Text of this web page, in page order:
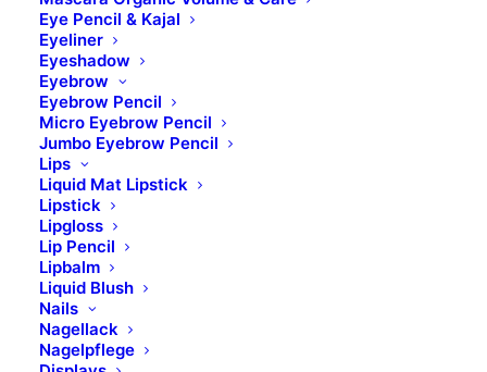
Eye Pencil & Kajal
Eyeliner
Eyeshadow
Eyebrow
Eyebrow Pencil
Micro Eyebrow Pencil
Jumbo Eyebrow Pencil
Lips
Liquid Mat Lipstick
Lipstick
Lipgloss
Lip Pencil
Lipbalm
Liquid Blush
Nails
Nagellack
Nagelpflege